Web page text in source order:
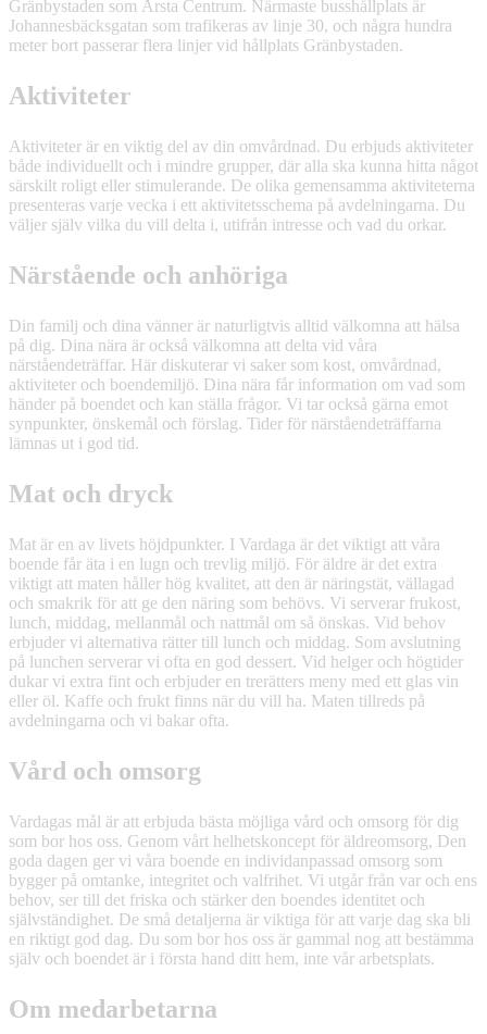
Gränbystaden som Årsta Centrum. Närmaste busshållplats är
Johannesbäcksgatan som trafikeras av linje 30, och några hundra
meter bort passerar flera linjer vid hållplats Gränbystaden.
Aktiviteter
Aktiviteter är en viktig del av din omvårdnad. Du erbjuds aktiviteter
både individuellt och i mindre grupper, där alla ska kunna hitta något
särskilt roligt eller stimulerande. De olika gemensamma aktiviteterna
presenteras varje vecka i ett aktivitetsschema på avdelningarna. Du
väljer själv vilka du vill delta i, utifrån intresse och vad du orkar.
Närstående och anhöriga
Din familj och dina vänner är naturligtvis alltid välkomna att hälsa
på dig. Dina nära är också välkomna att delta vid våra
närståendeträffar. Här diskuterar vi saker som kost, omvårdnad,
aktiviteter och boendemiljö. Dina nära får information om vad som
händer på boendet och kan ställa frågor. Vi tar också gärna emot
synpunkter, önskemål och förslag. Tider för närståendeträffarna
lämnas ut i god tid.
Mat och dryck
Mat är en av livets höjdpunkter. I Vardaga är det viktigt att våra
boende får äta i en lugn och trevlig miljö. För äldre är det extra
viktigt att maten håller hög kvalitet, att den är näringstät, vällagad
och smakrik för att ge den näring som behövs. Vi serverar frukost,
lunch, middag, mellanmål och nattmål om så önskas. Vid behov
erbjuder vi alternativa rätter till lunch och middag. Som avslutning
på lunchen serverar vi ofta en god dessert. Vid helger och högtider
dukar vi extra fint och erbjuder en trerätters meny med ett glas vin
eller öl. Kaffe och frukt finns när du vill ha. Maten tillreds på
avdelningarna och vi bakar ofta.
Vård och omsorg
Vardagas mål är att erbjuda bästa möjliga vård och omsorg för dig
som bor hos oss. Genom vårt helhetskoncept för äldreomsorg, Den
goda dagen ger vi våra boende en individanpassad omsorg som
bygger på omtanke, integritet och valfrihet. Vi utgår från var och ens
behov, ser till det friska och stärker den boendes identitet och
självständighet. De små detaljerna är viktiga för att varje dag ska bli
en riktigt god dag. Du som bor hos oss är gammal nog att bestämma
själv och boendet är i första hand ditt hem, inte vår arbetsplats.
Om medarbetarna